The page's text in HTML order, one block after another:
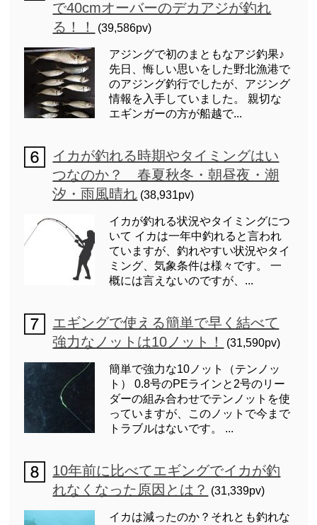
で40cmオーバーのデカアジが釣れ
る！！
(39,586pv)
アジングで初のまともなアジ釣果♪
先日、悔しい思いをした野北漁港で
のアジング釣行でしたが、アジング
情報を入手していました。 親切な
エギンガーの方が船越で...
イカが釣れる時期やタイミングはい
つなのか？ 春夏秋冬・朝昼夜・潮
汐・雨風晴れ (38,931pv)
イカが釣れる状況やタイミングにつ
いて イカは一年中釣れると言われ
ていますが、釣れやすい状況やタイ
ミング、気象条件は様々です。 一
概には言えないのですが、...
エギングで使える簡単で早く結べて
強力なノットは10ノット！
(31,590pv)
簡単で強力な10ノット（テンノッ
ト） 0.8号のPEラインと2号のリー
ダーの組み合わせでテンノットを使
っていますが、このノットで今まで
トラブルはないです。 ...
10年前に比べてエギングでイカが釣
れなくなった原因とは？ (31,339pv)
イカは減ったのか？それとも釣れな